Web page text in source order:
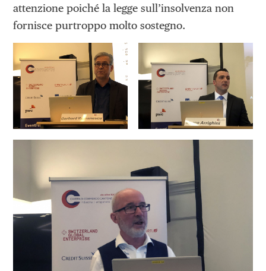
attenzione poiché la legge sull’insolvenza non
fornisce purtroppo molto sostegno.